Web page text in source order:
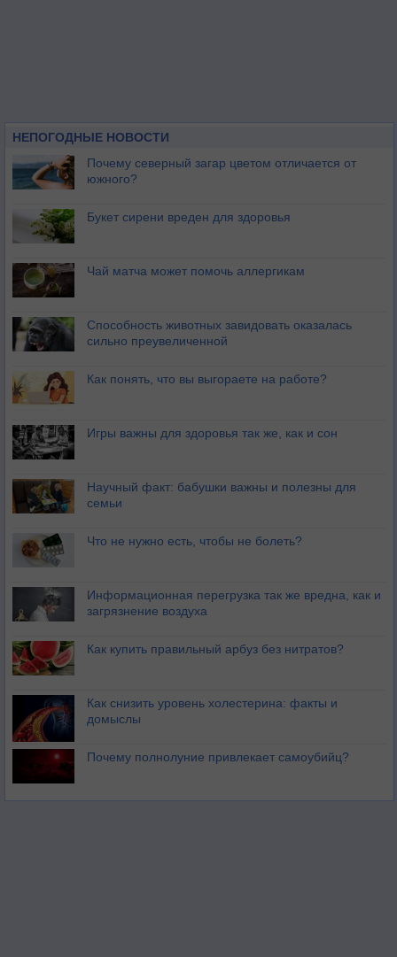
НЕПОГОДНЫЕ НОВОСТИ
Почему северный загар цветом отличается от
южного?
Букет сирени вреден для здоровья
Чай матча может помочь аллергикам
Способность животных завидовать оказалась
сильно преувеличенной
Как понять, что вы выгораете на работе?
Игры важны для здоровья так же, как и сон
Научный факт: бабушки важны и полезны для
семьи
Что не нужно есть, чтобы не болеть?
Информационная перегрузка так же вредна, как и
загрязнение воздуха
Как купить правильный арбуз без нитратов?
Как снизить уровень холестерина: факты и
домыслы
Почему полнолуние привлекает самоубийц?